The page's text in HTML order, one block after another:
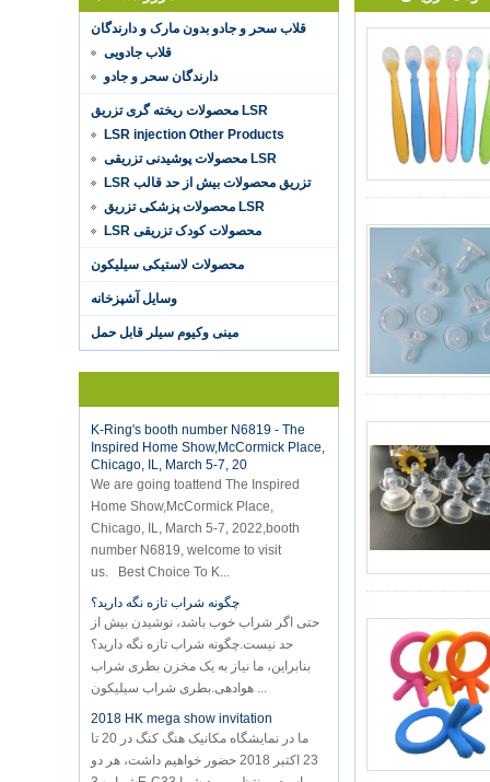
قلاب سحر و جادو بدون مارک و دارندگان
قلاب جادویی
دارندگان سحر و جادو
محصولات ریخته گری تزریق LSR
LSR injection Other Products
محصولات پوشیدنی تزریقی LSR
LSR تزریق محصولات بیش از حد قالب
محصولات پزشکی تزریق LSR
LSR محصولات کودک تزریقی
محصولات لاستیکی سیلیکون
وسایل آشپزخانه
مینی وکیوم سیلر قابل حمل
Hot selling products
Hot selling products :portable mini
vacuum sealer 1) For the vacuum
sealer, we have two versions, updated
K-Ring's booth number N6819 - The
Inspired Home Show,McCormick Place,
Chicago, IL, March 5-7, 20
We are going toattend The Inspired
Home Show,McCormick Place,
Chicago, IL, March 5-7, 2022,booth
number N6819, welcome to visit
us. Best Choice To K...
حتی اگر شراب خوب باشد، نوشیدن بیش از
حد نیست.چگونه شراب تازه نگه دارید؟
بنابراین، ما نیاز به یک مخزن بطری شراب
هوادهی.بطری شراب سیلیکون ...
2018 HK mega show invitation
ما در نمایشگاه مکانیک هنگ کنگ در 20 تا
23 اکتبر 2018 حضور خواهیم داشت، هر دو
شماره 3E-C33 است، منتظر ورود شما